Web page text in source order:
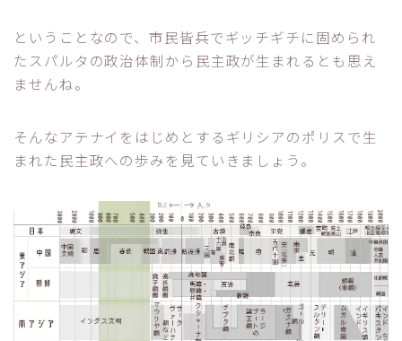
ということなので、市民皆兵でギッチギチに固められ
たスパルタの政治体制から民主政が生まれるとも思え
ませんね。
そんなアテナイをはじめとするギリシアのポリスで生
まれた民主政への歩みを見ていきましょう。